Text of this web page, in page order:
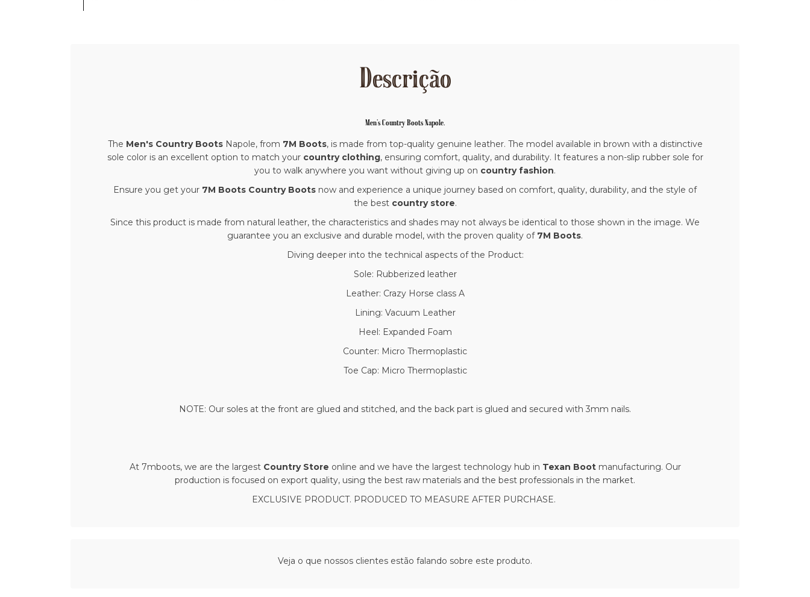
Descrição
Men's Country Boots Napole.
The Men's Country BootsNapole, from 7M Boots, is made from top-quality genuine leather. The model available in brown with a distinctive
sole color is an excellent option to match your country clothing, ensuring comfort, quality, and durability. It features a non-slip rubber sole for
you to walk anywhere you want without giving up on country fashion.
Ensure you get your 7M Boots Country Boots now and experience a unique journey based on comfort, quality, durability, and the style of
the best country store.
Since this product is made from natural leather, the characteristics and shades may not always be identical to those shown in the image. We
guarantee you an exclusive and durable model, with the proven quality of 7M Boots.
Diving deeper into the technical aspects of the Product:
Sole: Rubberized leather
Leather: Crazy Horse class A
Lining: Vacuum Leather
Heel: Expanded Foam
Counter: Micro Thermoplastic
Toe Cap: Micro Thermoplastic
NOTE: Our soles at the front are glued and stitched, and the back part is glued and secured with 3mm nails.
At 7mboots, we are the largest Country Store online and we have the largest technology hub in Texan Bootmanufacturing. Our
production is focused on export quality, using the best raw materials and the best professionals in the market.
EXCLUSIVE PRODUCT. PRODUCED TO MEASURE AFTER PURCHASE.
Veja o que nossos clientes estão falando sobre este produto.